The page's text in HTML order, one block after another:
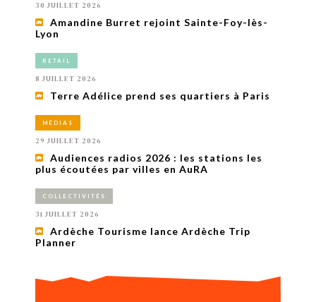
30 JUILLET 2026
Amandine Burret rejoint Sainte-Foy-lès-
Lyon
RETAIL
8 JUILLET 2026
Terre Adélice prend ses quartiers à Paris
MÉDIAS
29 JUILLET 2026
Audiences radios 2026 : les stations les
plus écoutées par villes en AuRA
COLLECTIVITÉS
31 JUILLET 2026
Ardèche Tourisme lance Ardèche Trip
Planner